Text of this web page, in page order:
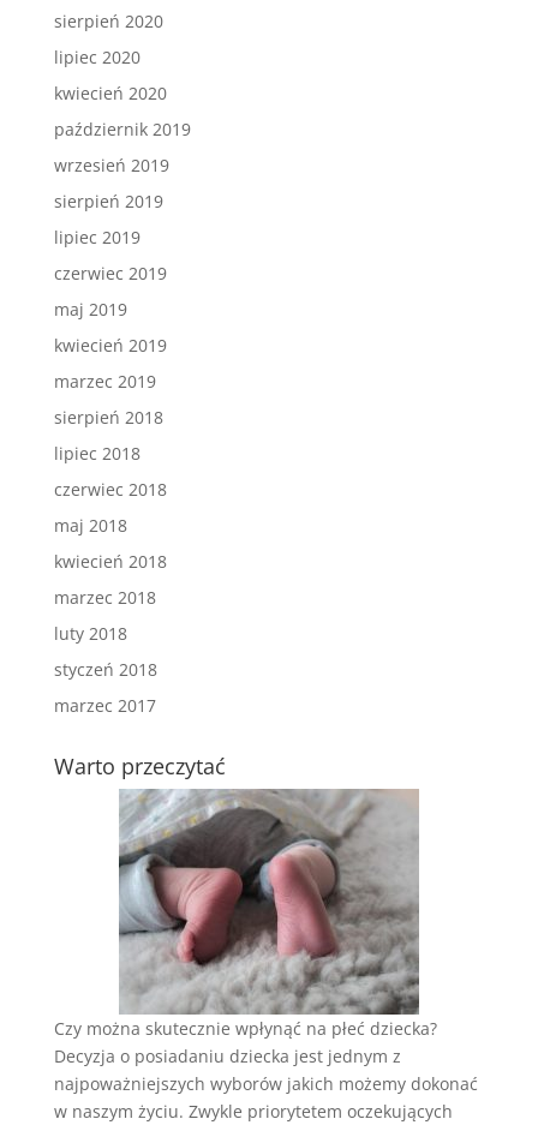
sierpień 2020
lipiec 2020
kwiecień 2020
październik 2019
wrzesień 2019
sierpień 2019
lipiec 2019
czerwiec 2019
maj 2019
kwiecień 2019
marzec 2019
sierpień 2018
lipiec 2018
czerwiec 2018
maj 2018
kwiecień 2018
marzec 2018
luty 2018
styczeń 2018
marzec 2017
Warto przeczytać
Czy można skutecznie wpłynąć na płeć dziecka?
Decyzja o posiadaniu dziecka jest jednym z
najpoważniejszych wyborów jakich możemy dokonać
w naszym życiu. Zwykle priorytetem oczekujących